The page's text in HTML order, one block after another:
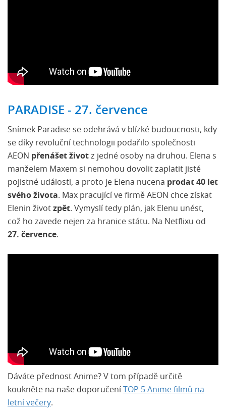
PARADISE - 27. července
Snímek Paradise se odehrává v blízké budoucnosti, kdy
se díky revoluční technologii podařilo společnosti
AEON přenášet život z jedné osoby na druhou. Elena s
manželem Maxem si nemohou dovolit zaplatit jisté
pojistné události, a proto je Elena nucena prodat 40 let
svého života. Max pracující ve firmě AEON chce získat
Elenin život zpět. Vymyslí tedy plán, jak Elenu unést,
což ho zavede nejen za hranice státu. Na Netflixu od
27. července.
Dáváte přednost Anime? V tom případě určitě
koukněte na naše doporučení
TOP 5 Anime filmů na
letní večery.